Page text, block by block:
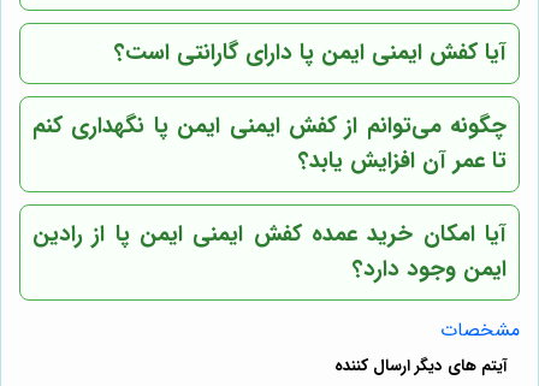
آیا کفش ایمنی ایمن پا دارای گارانتی است؟
چگونه می‌توانم از کفش ایمنی ایمن پا نگهداری کنم
تا عمر آن افزایش یابد؟
آیا امکان خرید عمده کفش ایمنی ایمن پا از رادین
ایمن وجود دارد؟
مشخصات